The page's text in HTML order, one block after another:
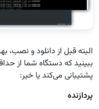
البته قبل از دانلود و
ببینید که دستگاه شما از
پشتیبانی می‌کند یا خیر:
پردازنده